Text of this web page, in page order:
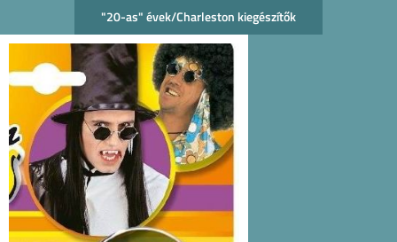
"20-as" évek/Charleston kiegészítők